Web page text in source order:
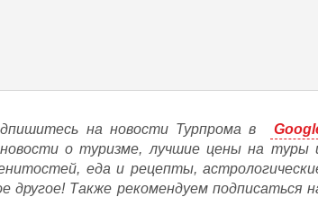
на новости Турпрома в
о туризме, лучшие цены на туры
еда и рецепты,
другое! Также рекомендуем подписаться